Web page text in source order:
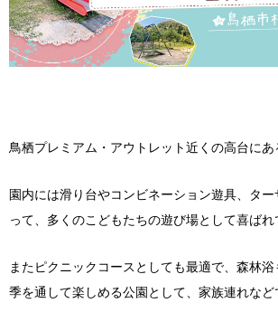
鳥栖プレミアム・アウトレット近くの高台にあ
園内には滑り台やコンビネーション遊具、タ
って、多くのこどもたちの遊び場として喜ばれ
またピクニックコースとしても最適で、森林
季を通して楽しめる公園として、家族連れなど